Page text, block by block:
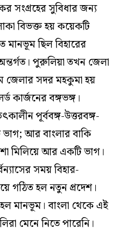
সংগ্রহের সুবিধার জন্য
বিভক্ত হয় কয়েকটি
মানভূম ছিল বিহারের
পুরুলিয়া তখন জেলা
জেলার সদর মহকুমা হয়
কার্জনের বঙ্গভঙ্গ।
পূর্ববঙ্গ-উত্তরবঙ্গ-
আর বাংলার বাকি
মিলিয়ে আর একটি ভাগ।
সময় বিহার-
গঠিত হল নতুন প্রদেশ।
মানভূম। বাংলা থেকে এই
মেনে নিতে পারেনি।